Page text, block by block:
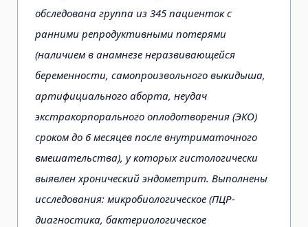
обследована группа из 345 пациенток с
ранними репродуктивными потерями
(наличием в анамнезе неразвивающейся
беременности, самопроизвольного выкидыша,
артифициального аборта, неудач
экстракорпорального оплодотворения (ЭКО)
сроком до 6 месяцев после внутриматочного
вмешательства), у которых гистологически
выявлен хронический эндометрит. Выполнены
исследования: микробиологическое (ПЦР-
диагностика, бактериологическое